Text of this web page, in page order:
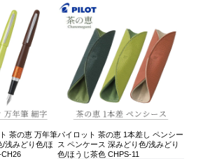
茶の恵 万年筆
/浅みどり色/ほ
CH26
パイロット 茶の恵 1本差し ペンシー
ス ペンケース 深みどり色/浅みどり
色/ほうじ茶色 CHPS-11